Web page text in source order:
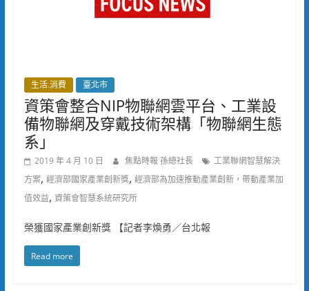
生活.消費 臺北市
資策會整合NIP物聯網雲平台、工業設
備物聯網及穿戴技術架構「物聯網生態
系」
2019 年 4 月 10 日 焦點時報 孫總社長
工業聯網智慧解決
方案, 經濟部國家產業創新獎, 經濟部為加速推動產業創新，帶動產業加
值效益, 資策會智慧系統研究所
榮獲國家產業創新獎 【記者李煥勇／台北報
Read more